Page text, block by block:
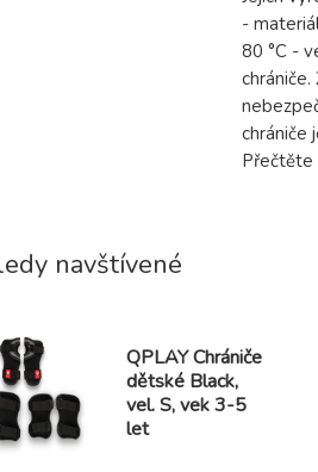
-
80 °C -
chrániče
Přečtěte
navštívené
QPLAY Chrániče
dětské Black,
vel. S, vek 3-5
let